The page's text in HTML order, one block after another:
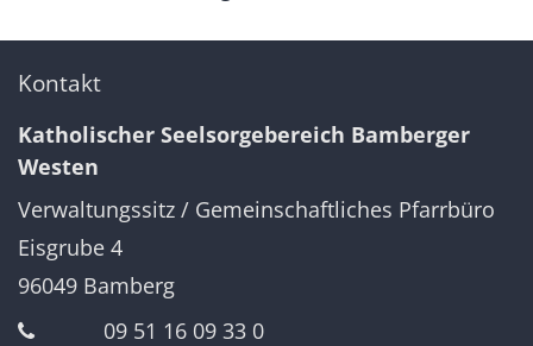
Kontakt
Katholischer Seelsorgebereich Bamberger
Westen
Verwaltungssitz / Gemeinschaftliches Pfarrbüro
Eisgrube 4
96049 Bamberg
09 51 16 09 33 0